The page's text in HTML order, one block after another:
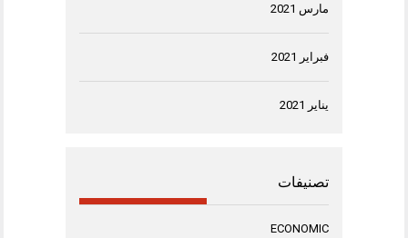
مارس 2021
فبراير 2021
يناير 2021
تصنيفات
ECONOMIC